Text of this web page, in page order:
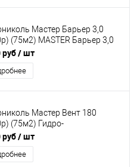
Мастер Барьер 3,0
(75м2) MASTER Барьер 3,0
пленка
руб/ шт
Мастер Вент 180
(75м2) Гидро-
диффузионная
руб/ шт